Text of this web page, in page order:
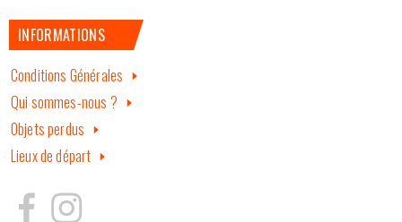
INFORMATIONS
Conditions Générales
Qui sommes-nous ?
Objets perdus
Lieux de départ